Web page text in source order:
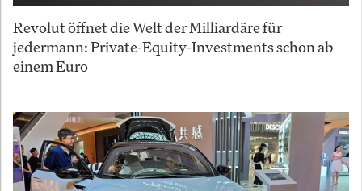
Revolut öffnet die Welt der Milliardäre für
jedermann: Private-Equity-Investments schon ab
einem Euro